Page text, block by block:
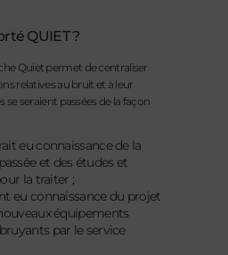
QUIET ?
Quiet permet de centraliser
relatives au bruit et à leur
se seraient passées de la façon
eu connaissance de la
et des études et
la traiter ;
eu connaissance du projet
équipements
par le service